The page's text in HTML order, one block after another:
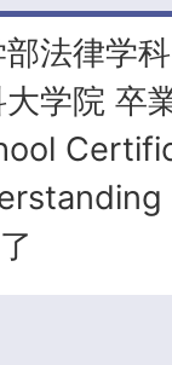
法律学
学院 卒